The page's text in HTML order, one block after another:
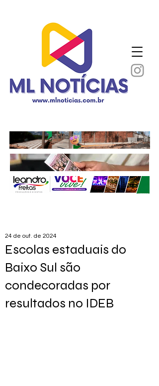
Escolas estaduais do
Baixo Sul são
condecoradas por
resultados no IDEB
24 de out. de 2024